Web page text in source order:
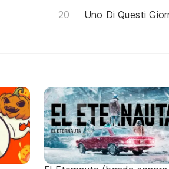
Uno Di Questi